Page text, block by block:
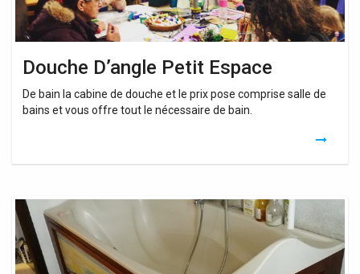
Douche D’angle Petit Espace
De bain la cabine de douche et le prix pose comprise salle de
bains et vous offre tout le nécessaire de bain.
Petit
Baignoire
Douche